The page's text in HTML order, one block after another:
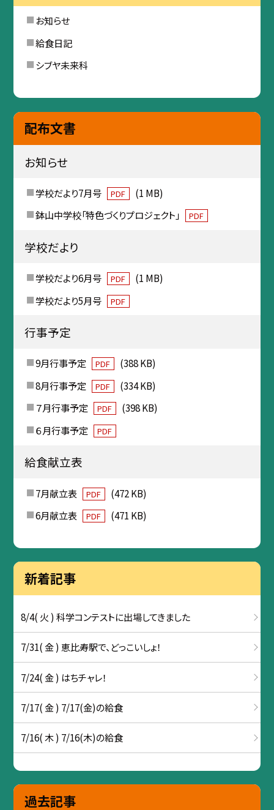
お知らせ
給食日記
シブヤ未来科
配布文書
お知らせ
学校だより7月号 PDF
(1 MB)
鉢山中学校「特色づくりプロジェクト」
PDF
学校だより
学校だより6月号 PDF
(1 MB)
学校だより5月号
PDF
行事予定
9月行事予定 PDF
(388 KB)
8月行事予定
PDF
(334 KB)
７月行事予定
PDF
(398 KB)
６月行事予定
PDF
給食献立表
7月献立表 PDF
(472 KB)
6月献立表
PDF (471 KB)
新着記事
8/4( 火 ) 科学コンテストに出場してきました
7/31( 金 ) 恵比寿駅で、どっこいしょ！
7/24( 金 ) はちチャレ！
7/17( 金 ) 7/17(金)の給食
7/16( 木 ) 7/16(木)の給食
過去記事